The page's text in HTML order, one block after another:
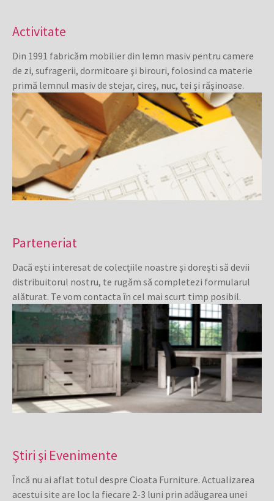
Activitate
Din 1991 fabricăm mobilier din lemn masiv pentru camere
de zi, sufragerii, dormitoare şi birouri, folosind ca materie
primă lemnul masiv de stejar, cireş, nuc, tei şi răşinoase.
Parteneriat
Dacă eşti interesat de colecţiile noastre şi doreşti să devii
distribuitorul nostru, te rugăm să completezi formularul
alăturat. Te vom contacta în cel mai scurt timp posibil.
Ştiri şi Evenimente
Încă nu ai aflat totul despre Cioata Furniture. Actualizarea
acestui site are loc la fiecare 2-3 luni prin adăugarea unei